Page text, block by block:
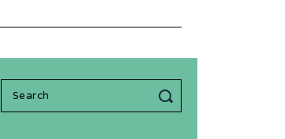
Search
for: